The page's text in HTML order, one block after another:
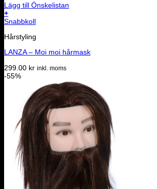
Lägg till Önskelistan
+
Snabbkoll
Hårstyling
LANZA – Moi moi hårmask
299.00 kr inkl. moms
-55%